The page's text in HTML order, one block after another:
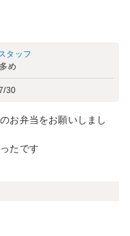
タッフ
め
30
お弁当をお願いしまし
たです